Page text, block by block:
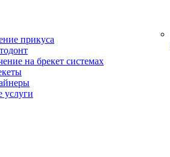
прикуса
на брекет системах
услуги